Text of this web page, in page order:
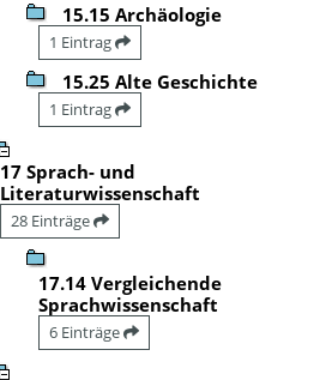
15.15 Archäologie
1 Eintrag
15.25 Alte Geschichte
1 Eintrag
17 Sprach- und
Literaturwissenschaft
28 Einträge
17.14 Vergleichende
Sprachwissenschaft
6 Einträge